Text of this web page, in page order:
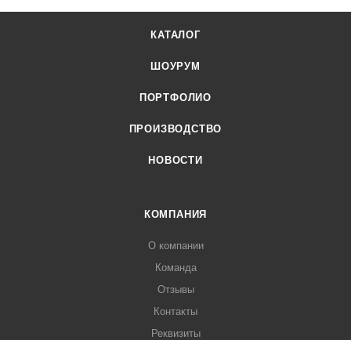
КАТАЛОГ
ШОУРУМ
ПОРТФОЛИО
ПРОИЗВОДСТВО
НОВОСТИ
КОМПАНИЯ
О компании
Команда
Отзывы
Контакты
Реквизиты